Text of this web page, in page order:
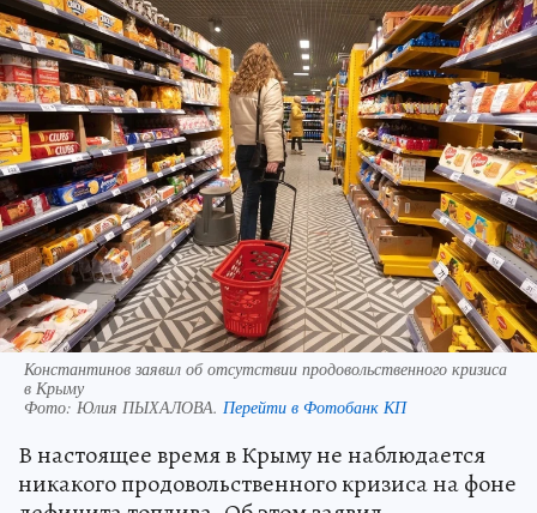
Константинов заявил об отсутствии продовольственного кризиса
в Крыму
Фото: Юлия ПЫХАЛОВА. Перейти в Фотобанк КП
В настоящее время в Крыму не наблюдается
никакого продовольственного кризиса на фоне